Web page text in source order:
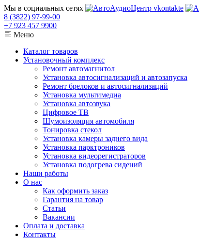
Мы в социальных сетях
8 (3822) 97-99-00
+7 923 457 9900
Меню
Каталог товаров
Установочный комплекс
Ремонт автомагнитол
Установка автосигнализаций и автозапуска
Ремонт брелоков и автосигнализаций
Установка мультимедиа
Установка автозвука
Цифровое ТВ
Шумоизоляция автомобиля
Тонировка стекол
Установка камеры заднего вида
Установка парктроников
Установка видеорегистраторов
Установка подогрева сидений
Наши работы
О нас
Как оформить заказ
Гарантия на товар
Статьи
Вакансии
Оплата и доставка
Контакты